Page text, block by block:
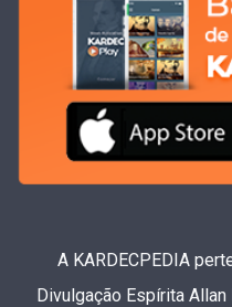
A KARDECPEDIA
Divulgação Espírita